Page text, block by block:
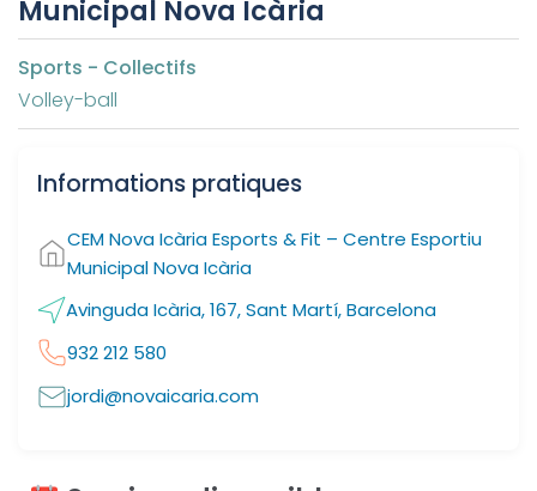
Municipal Nova Icària
Sports - Collectifs
Volley-ball
Informations pratiques
CEM Nova Icària Esports & Fit – Centre Esportiu
Municipal Nova Icària
Avinguda Icària, 167, Sant Martí, Barcelona
932 212 580
jordi@novaicaria.com